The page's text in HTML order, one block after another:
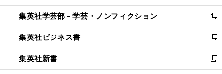
開
く
ウ
で
開
く
ン
ド
ウ
で
開
く
ウ
ィ
ン
ド
ウ
で
開
集英社学芸部 - 学芸・ノンフィクション
新
し
い
ウ
ィ
ン
集英社ビジネス書
新
し
い
ウ
集英社新書
新
し